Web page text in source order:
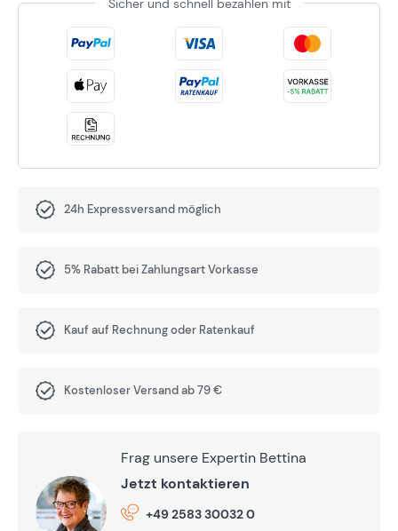
Sicher und schnell bezahlen mit
24h Expressversand möglich
5% Rabatt bei Zahlungsart Vorkasse
Kauf auf Rechnung oder Ratenkauf
Kostenloser Versand ab 79 €
Frag unsere Expertin Bettina
Jetzt kontaktieren
+49 2583 30032 0